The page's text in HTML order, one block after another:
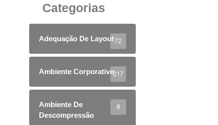
Categorias
Adequação De Layout72
Ambiente Corporativo217
Ambiente De
Descompressão
8